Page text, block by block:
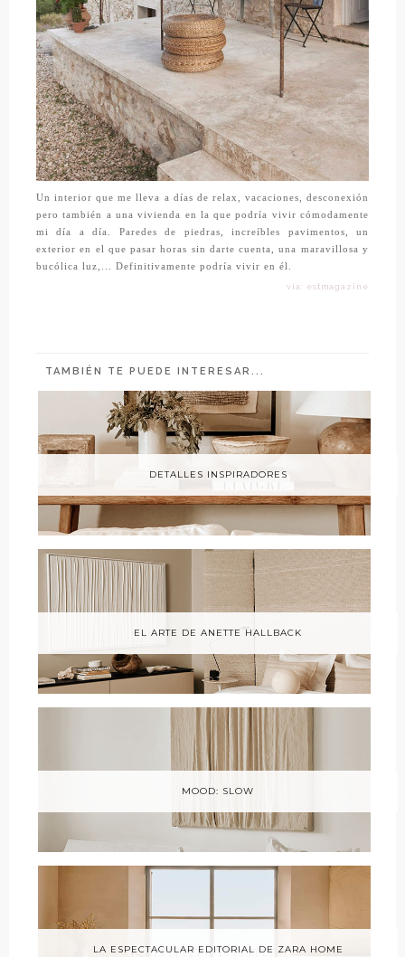
Un interior que me lleva a días de relax, vacaciones, desconexión
pero también a una vivienda en la que podría vivir cómodamente
mi día a día. Paredes de piedras, increíbles pavimentos, un
exterior en el que pasar horas sin darte cuenta, una maravillosa y
bucólica luz,... Definitivamente podría vivir en él.
vía: estmagazine
TAMBIÉN TE PUEDE INTERESAR...
DETALLES INSPIRADORES
EL ARTE DE ANETTE HALLBACK
MOOD: SLOW
LA ESPECTACULAR EDITORIAL DE ZARA HOME